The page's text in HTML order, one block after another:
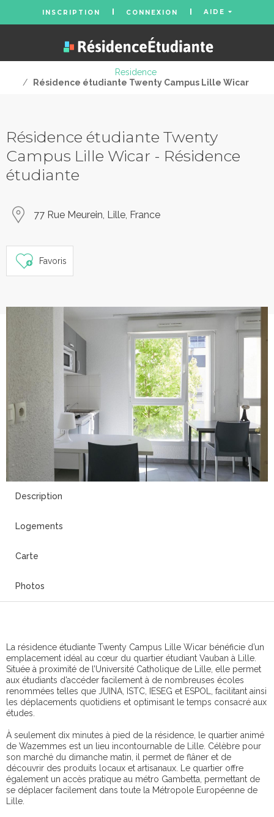
INSCRIPTION CONNEXION AIDE
Residence
/
Résidence étudiante Twenty Campus Lille Wicar
Résidence étudiante Twenty
Campus Lille Wicar - Résidence
étudiante
77 Rue Meurein, Lille, France
Favoris
Description
Logements
Carte
Photos
La résidence étudiante Twenty Campus Lille Wicar bénéficie d’un
emplacement idéal au cœur du quartier étudiant Vauban à Lille.
Située à proximité de l’Université Catholique de Lille, elle permet
aux étudiants d’accéder facilement à de nombreuses écoles
renommées telles que JUINA, ISTC, IESEG et ESPOL, facilitant ainsi
les déplacements quotidiens et optimisant le temps consacré aux
études.
À seulement dix minutes à pied de la résidence, le quartier animé
de Wazemmes est un lieu incontournable de Lille. Célèbre pour
son marché du dimanche matin, il permet de flâner et de
découvrir des produits locaux et artisanaux. Le quartier offre
également un accès pratique au métro Gambetta, permettant de
se déplacer facilement dans toute la Métropole Européenne de
Lille.